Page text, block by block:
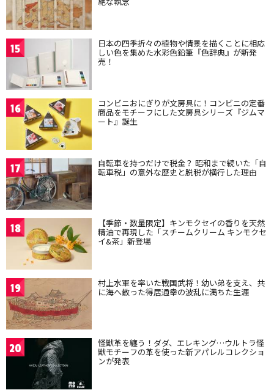
15 日本の四季折々の植物や情景を描くことに相応
しい色を集めた水彩色鉛筆『色辞典』が新発
売！
16 コンビニおにぎりが文房具に！コンビニの定番
商品をモチーフにした文房具シリーズ『ジムマ
ート』誕生
17 自転車を持つだけで税金？ 昭和まで続いた「自
転車税」の意外な歴史と脱税が横行した理由
18 【季節・数量限定】キンモクセイの香りを天然
精油で再現した「スチームクリーム キンモクセ
イ&茶」新登場
19 村上水軍を率いた戦国武将！幼い弟を支え、共
に海へ散った得居通幸の波乱に満ちた生涯
20 怪獣革を纏う！ダダ、エレキング…ウルトラ怪
獣モチーフの革を使った新アパレルコレクショ
ンが発表